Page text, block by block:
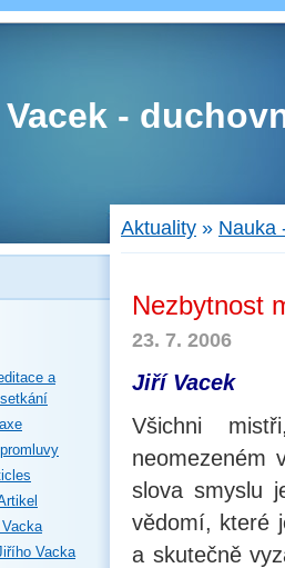
-
a
Vacka
Aktuality » Nauka
Nezbytnost
23. 7. 2006
Jiří Vacek
Všichni
neomezeném
slova smyslu
vědomí, které
a skutečně